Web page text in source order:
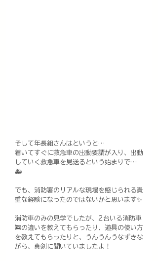
そして年長組さんはというと…
着いてすぐに救急車の出動要請が入り、出動
していく救急車を見送るという始まりで…
🚑️
でも、消防署のリアルな現場を感じられる貴
重な経験になったのではないかと思います✨
消防車のみの見学でしたが、2台いる消防車
🚒の違いを教えてもらったり、道具の使い方
を教えてもらったりと、うんうんうなずきな
がら、真剣に聞いていましたよ！